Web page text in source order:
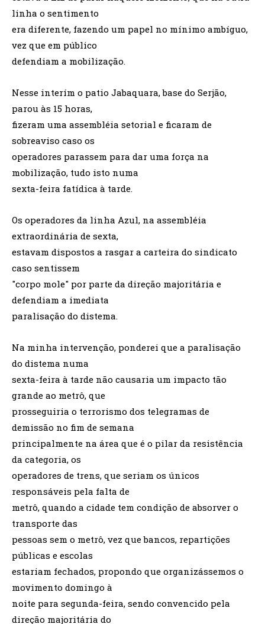
linha o sentimento
era diferente, fazendo um papel no mínimo ambíguo,
vez que em público
defendiam a mobilização.
Nesse interím o patio Jabaquara, base do Serjão,
parou às 15 horas,
fizeram uma assembléia setorial e ficaram de
sobreaviso caso os
operadores parassem para dar uma força na
mobilização, tudo isto numa
sexta-feira fatídica à tarde.
Os operadores da linha Azul, na assembléia
extraordinária de sexta,
estavam dispostos a rasgar a carteira do sindicato
caso sentissem
"corpo mole" por parte da direção majoritária e
defendiam a imediata
paralisação do distema.
Na minha intervenção, ponderei que a paralisação
do distema numa
sexta-feira à tarde não causaria um impacto tão
grande ao metrô, que
prosseguiria o terrorismo dos telegramas de
demissão no fim de semana
principalmente na área que é o pilar da resistência
da categoria, os
operadores de trens, que seriam os únicos
responsáveis pela falta de
metrô, quando a cidade tem condição de absorver o
transporte das
pessoas sem o metrô, vez que bancos, repartições
públicas e escolas
estariam fechados, propondo que organizássemos o
movimento domingo à
noite para segunda-feira, sendo convencido pela
direção majoritária do